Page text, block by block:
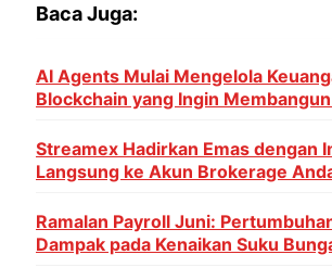
Baca Juga:
AI Agents Mulai Mengelola
Blockchain yang Ingin
Streamex Hadirkan Emas dengan
Langsung ke Akun Brokerage
Ramalan Payroll Juni:
Dampak pada Kenaikan Suku